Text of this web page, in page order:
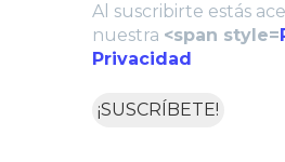
Al suscribirte estás
nuestra <span style=
Privacidad